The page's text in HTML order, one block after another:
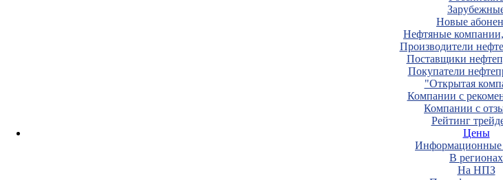
Новые
Нефтяные
Производители
Поставщики
Покупатели
"Открытая
Компании с
Компании с
Рейтинг
Цены
Информационные
В регионах
На НПЗ